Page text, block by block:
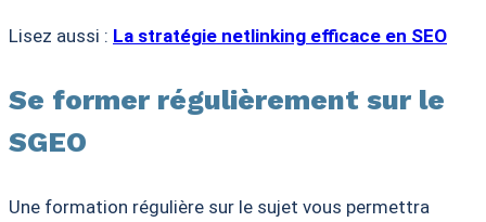
Lisez aussi : La stratégie netlinking efficace en SEO
Se former régulièrement sur le
SGEO
Une formation régulière sur le sujet vous permettra